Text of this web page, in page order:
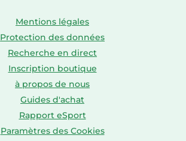
Mentions légales
Protection des données
Recherche en direct
Inscription boutique
à propos de nous
Guides d'achat
Rapport eSport
Paramètres des Cookies